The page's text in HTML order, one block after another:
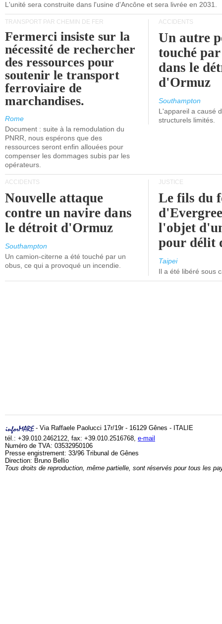
L'unité sera construite dans l'usine d'Ancône et sera livrée en 2031.
TRANSPORT PAR CHEMIN DE FER
Fermerci insiste sur la
nécessité de rechercher
des ressources pour
soutenir le transport
ferroviaire de
marchandises.
Rome
Document : suite à la remodulation du
PNRR, nous espérons que des
ressources seront enfin allouées pour
compenser les dommages subis par les
opérateurs.
ACCIDENTS
Un autre
touché
dans le
d'Ormuz
Southampton
L'appareil a causé
structurels limités.
ACCIDENTS
Nouvelle attaque
contre un navire dans
le détroit d'Ormuz
Southampton
Un camion-citerne a été touché par un
obus, ce qui a provoqué un incendie.
JUSTICE
Le fils du
l'objet
pour délit
Taipei
Il a été libéré sous
- Via Raffaele Paolucci 17r/19r - 16129 Gênes - ITALIE
tél.: +39.010.2462122, fax: +39.010.2516768, e-mail
Numéro de TVA: 03532950106
Presse engistrement: 33/96 Tribunal de Gênes
Direction: Bruno Bellio
Tous droits de reproduction, même partielle, sont réservés pour tous les